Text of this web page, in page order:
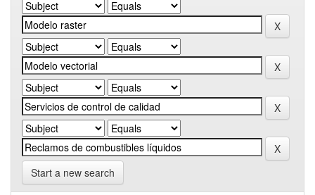
Start a new search